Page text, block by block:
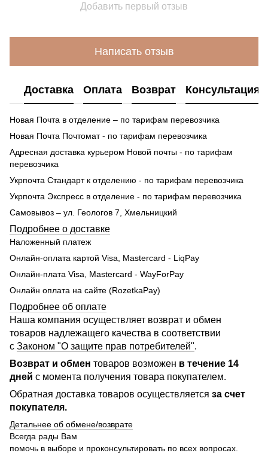
Добавить первый отзыв
Написать отзыв
Доставка Оплата Возврат Консультация
Новая Почта в отделение – по тарифам перевозчика
Новая Почта Почтомат - по тарифам перевозчика
Адресная доставка курьером Новой почты - по тарифам
перевозчика
Укрпочта Стандарт к отделению - по тарифам перевозчика
Укрпочта Экспресс в отделение - по тарифам перевозчика
Самовывоз – ул. Геологов 7, Хмельницкий
Подробнее о доставке
Наложенный платеж
Онлайн-оплата картой Visa, Mastercard - LiqPay
Онлайн-плата Visa, Mastercard - WayForPay
Онлайн оплата на сайте (RozetkaPay)
Подробнее об оплате
Наша компания осуществляет возврат и обмен
товаров надлежащего качества в соответствии
с Законом "О защите прав потребителей".
Возврат и обмен товаров возможен в течение 14
дней с момента получения товара покупателем.
Обратная доставка товаров осуществляется за счет
покупателя.
Детальнее об обмене/возврате
Всегда рады Вам
помочь в выборе и проконсультировать по всех вопросах.